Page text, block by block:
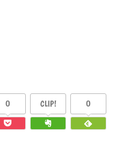
0 CLIP! 0